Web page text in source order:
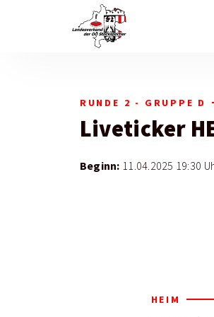
RUNDE 2 - GRUPPE D
Liveticker
Beginn: 11.04.2025 19:30
HEIM